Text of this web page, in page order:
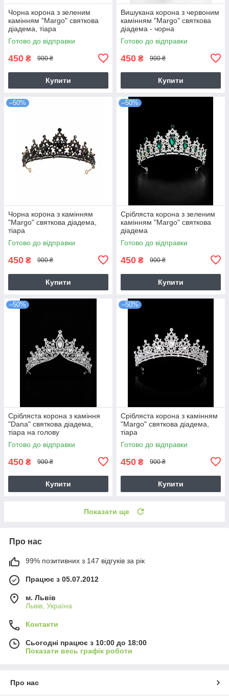
Чорна корона з зеленим
камінням "Margo" святкова
діадема, тіара
Готово до відправки
450 ₴ 900 ₴
Купити
Вишукана корона з червоним
камінням "Margo" святкова
діадема - чорна
Готово до відправки
450 ₴ 900 ₴
Купити
–50%
Чорна корона з камінням
"Margo" святкова діадема,
тіара
Готово до відправки
450 ₴ 900 ₴
Купити
–50%
Срібляста корона з зеленим
камінням "Margo" святкова
діадема
Готово до відправки
450 ₴ 900 ₴
Купити
–50%
Срібляста корона з каміння
"Dana" святкова діадема,
тіара на голову
Готово до відправки
450 ₴ 900 ₴
Купити
–50%
Срібляста корона з камінням
"Margo" святкова діадема,
тіара
Готово до відправки
450 ₴ 900 ₴
Купити
Показати ще
Про нас
99% позитивних з 147 відгуків за рік
Працює з 05.07.2012
м. Львів
Львів, Україна
Контакти
Сьогодні працює з 10:00 до 18:00
Показати весь графік роботи
Про нас